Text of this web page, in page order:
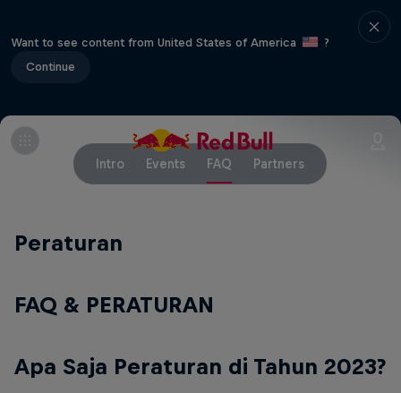
Want to see content from United States of America
?
Continue
Intro Events FAQ Partners
Peraturan
FAQ & PERATURAN
Apa Saja Peraturan di Tahun 2023?